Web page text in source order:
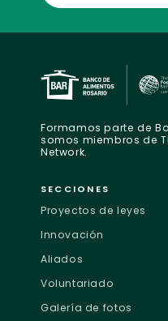
Formamos parte de
somos miembros de
Network.
SECCIONES
Proyectos de leyes
Innovación
Aliados
Voluntariado
Galería de fotos